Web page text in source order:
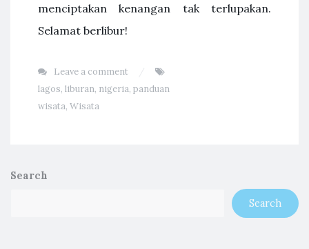
menciptakan kenangan tak terlupakan.
Selamat berlibur!
Leave a comment
lagos, liburan, nigeria, panduan
wisata, Wisata
Search
Search